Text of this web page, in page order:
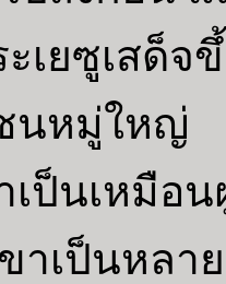
เยซูเสด็จ
นหมู่ใหญ่
เป็นเหมือ
าเป็นหล